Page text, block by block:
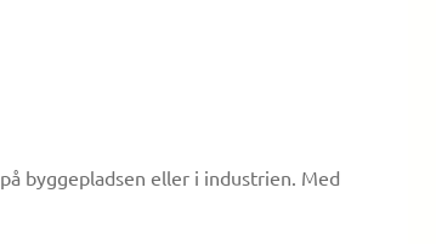
byggepladsen eller i industrien. Med